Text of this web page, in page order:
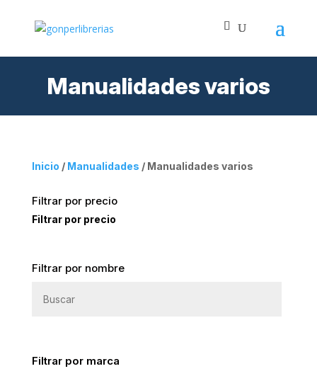
Manualidades varios
Inicio / Manualidades / Manualidades varios
Filtrar por precio
Filtrar por precio
Filtrar por nombre
Filtrar por marca